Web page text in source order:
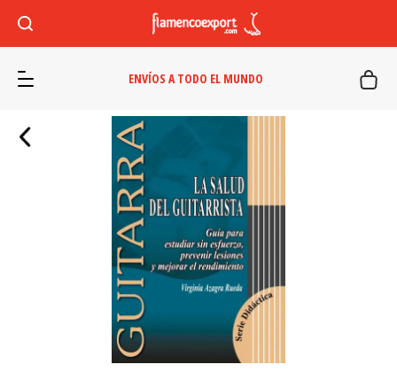
ENVÍOS A TODO EL MUNDO